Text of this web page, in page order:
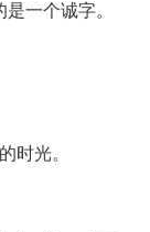
一个诚字。
时光。